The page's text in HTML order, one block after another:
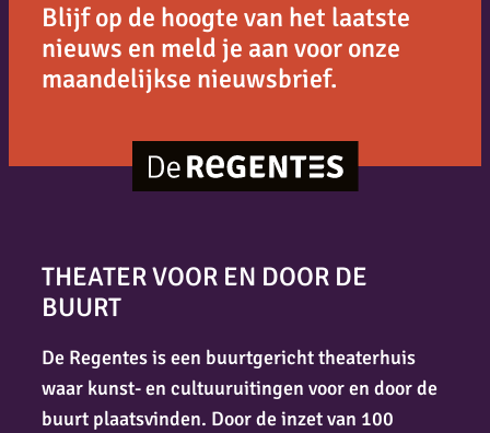
Blijf op de hoogte van het laatste
nieuws en meld je aan voor onze
maandelijkse nieuwsbrief.
THEATER VOOR EN DOOR DE
BUURT
De Regentes is een buurtgericht theaterhuis
waar kunst- en cultuuruitingen voor en door de
buurt plaatsvinden. Door de inzet van 100